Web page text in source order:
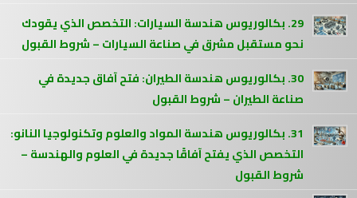
29. بكالوريوس هندسة السيارات: التخصص الذي يقودك
نحو مستقبل مشرق في صناعة السيارات – شروط القبول
30. بكالوريوس هندسة الطيران: فتح آفاق جديدة في
صناعة الطيران – شروط القبول
31. بكالوريوس هندسة المواد والعلوم وتكنولوجيا النانو:
التخصص الذي يفتح آفاقًا جديدة في العلوم والهندسة –
شروط القبول